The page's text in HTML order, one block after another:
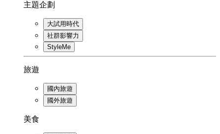
主題企劃
大試用時代
社群影響力
StyleMe
旅遊
國內旅遊
國外旅遊
美食